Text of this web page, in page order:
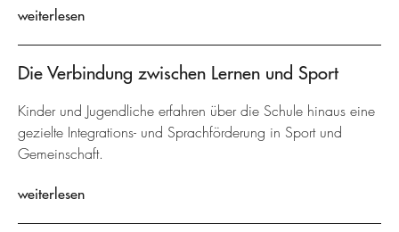
weiterlesen
Die Verbindung zwischen Lernen und Sport
Kinder und Jugendliche erfahren über die Schule hinaus eine
gezielte Integrations- und Sprachförderung in Sport und
Gemeinschaft.
weiterlesen